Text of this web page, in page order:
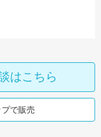
はこちら
で販売